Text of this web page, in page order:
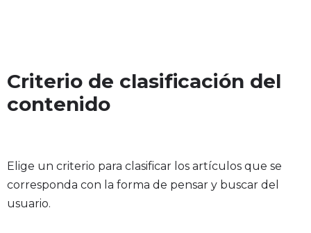
Criterio de clasificación del
contenido
Elige un criterio para clasificar los artículos que se
corresponda con la forma de pensar y buscar del
usuario.